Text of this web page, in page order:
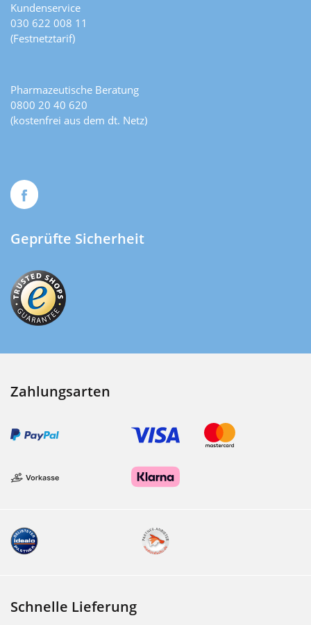
Kundenservice
030 622 008 11
(Festnetztarif)
Pharmazeutische Beratung
0800 20 40 620
(kostenfrei aus dem dt. Netz)
Geprüfte Sicherheit
Zahlungsarten
Schnelle Lieferung